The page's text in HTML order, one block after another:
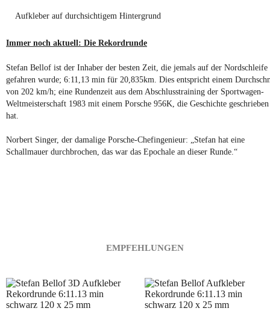
Aufkleber auf durchsichtigem Hintergrund
Immer noch aktuell: Die Rekordrunde
Stefan Bellof ist der Inhaber der besten Zeit, die jemals auf der Nordschleife
gefahren wurde; 6:11,13 min für 20,835km. Dies entspricht einem
von 202 km/h; eine Rundenzeit aus dem Abschlusstraining der Sportwagen-
Weltmeisterschaft 1983 mit einem Porsche 956K, die Geschichte geschrieben
hat.
Norbert Singer, der damalige Porsche-Chefingenieur: „Stefan hat eine
Schallmauer durchbrochen, das war das Epochale an dieser Runde.“
EMPFEHLUNGEN